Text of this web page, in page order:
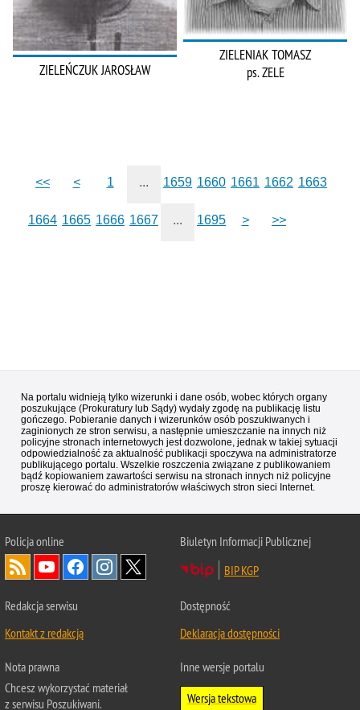
ZIELEŃCZUK JAROSŁAW
ZIELENIAK TOMASZ
ps. ZELE
<< < 1 ... 1659 1660 1661 1662 1663
1664 1665 1666 1667 ... 1695 > >>
Na portalu widnieją tylko wizerunki i dane osób, wobec których organy
poszukujące (Prokuratury lub Sądy) wydały zgodę na publikację listu
gończego. Pobieranie danych i wizerunków osób poszukiwanych i
zaginionych ze stron serwisu, a następnie umieszczanie na innych niż
policyjne stronach internetowych jest dozwolone, jednak w takiej sytuacji
odpowiedzialność za aktualność publikacji spoczywa na administratorze
publikującego portalu. Wszelkie roszczenia związane z publikowaniem
bądź kopiowaniem zawartości serwisu na stronach innych niż policyjne
proszę kierować do administratorów właściwych stron sieci Internet.
Policjaonline
Biuletyn Informacji Publicznej
BIP KGP
Redakcja serwisu
Kontakt z redakcją
Dostępność
Deklaracja dostępności
Nota prawna
Chcesz wykorzystać materiał
z serwisu Poszukiwani.
Inne wersje portalu
Wersja tekstowa